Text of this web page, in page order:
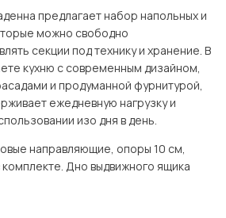
предлагает набор напольных и
можно свободно
секции под технику и хранение. В
кухню с современным дизайном,
и продуманной фурнитурой,
ежедневную нагрузку и
изо дня в день.
направляющие, опоры 10 см,
Дно выдвижного ящика